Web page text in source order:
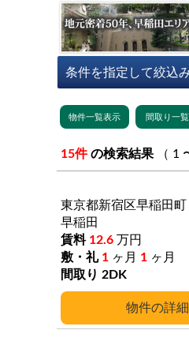
15件 の検索結果
詳細
東京都新宿区早稲田町
早稲田
12.6 万円
1 ヶ月 1 ヶ月
2DK